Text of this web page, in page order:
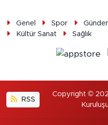
Genel Spor
Kültür Sanat
Sağlık
RSS
Copyright ©